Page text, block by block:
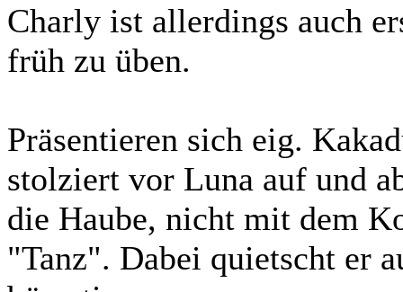
Charly ist allerdings auch
früh zu üben.
Präsentieren sich eig.
stolziert vor Luna auf und
die Haube, nicht mit dem
"Tanz". Dabei quietscht er